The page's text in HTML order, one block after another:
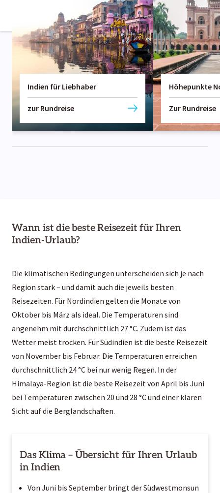
Indien für Liebhaber
zur Rundreise
Höhepunkte
Zur Rundreise
Wann ist die beste Reisezeit für Ihren
Indien-Urlaub?
Die klimatischen Bedingungen unterscheiden sich je nach
Region stark – und damit auch die jeweils besten
Reisezeiten. Für Nordindien gelten die Monate von
Oktober bis März als ideal. Die Temperaturen sind
angenehm mit durchschnittlich 27 °C. Zudem ist das
Wetter meist trocken. Für Südindien ist die beste Reisezeit
von November bis Februar. Die Temperaturen erreichen
durchschnittlich 24 °C bei nur wenig Regen. In der
Himalaya-Region ist die beste Reisezeit von April bis Juni
bei Temperaturen zwischen 20 und 28 °C und einer klaren
Sicht auf die Berglandschaften.
Das Klima – Übersicht für Ihren Urlaub
in Indien
Von Juni bis September bringt der Südwestmonsun